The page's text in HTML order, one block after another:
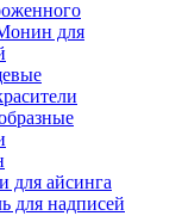
для
для айсинга
для надписей